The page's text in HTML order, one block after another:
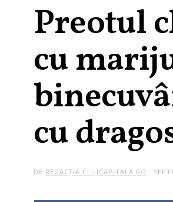
Preotul
cu
cu
DE REDACȚIA CLUJCAPITALA.RO